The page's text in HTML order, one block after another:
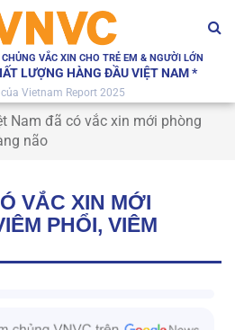
VẮC XIN CHO TRẺ EM & NGƯỜI LỚN
LƯỢNG HÀNG ĐẦU VIỆT NAM *
Vietnam Report 2025
Nam đã có vắc xin mới phòng
não
VẮC XIN MỚI
PHỔI, VIÊM